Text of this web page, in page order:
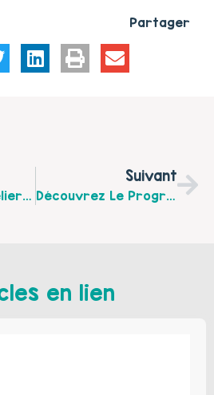
Partager
Planning Des Ateliers D’éveil Parents – Enfants De Mars Et Avril 2018 Du Jardin Des Mômes À Fruges
Suivant
Découvrez Le Programme « Parent’hèse » De Mars À Mai 2018 Organisé Par La Communauté De Communes Des 7 Vallées
en lien